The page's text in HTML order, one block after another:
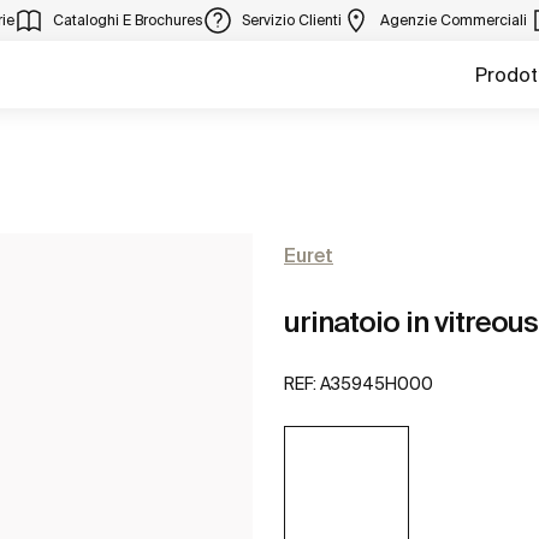
Cataloghi E Brochures Servizio Clienti Agenzie Commerciali
Euret
urinatoio in
REF: A35945H000